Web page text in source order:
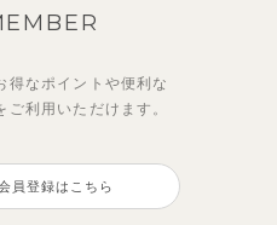
ラー幾何学柄半袖トップス
ツ
＆パンツ
得なポイントや便利な
ご利用いただけます。
員登録はこちら